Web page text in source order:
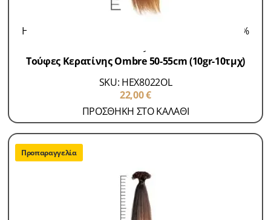
Hair Extensions 100% Remy
Τούφες Κερατίνης 100%
Τούφες Κερατίνης Ombre 50-55cm (10gr-10τμχ)
SKU: HEX8022OL
22,00€
ΠΡΟΣΘΗΚΗ ΣΤΟ ΚΑΛΑΘΙ
Προπαραγγελία